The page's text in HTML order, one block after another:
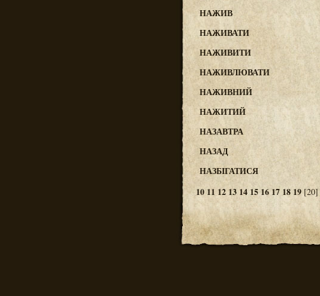
НАЖИВ
НАЖИВАТИ
НАЖИВИТИ
НАЖИВЛЮВАТИ
НАЖИВНИЙ
НАЖИТИЙ
НАЗАВТРА
НАЗАД
НАЗБІГАТИСЯ
10 11 1213 14 15 1617 18 19 [20]